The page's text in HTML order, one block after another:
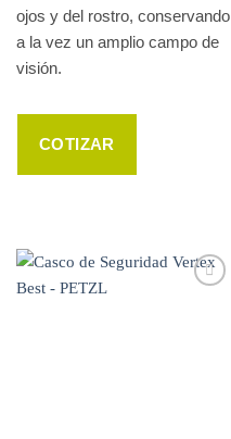
ojos y del rostro, conservando
a la vez un amplio campo de
visión.
COTIZAR